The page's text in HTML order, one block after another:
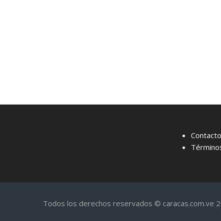
Contacto
Todos los derechos reservados © caracas.com.ve